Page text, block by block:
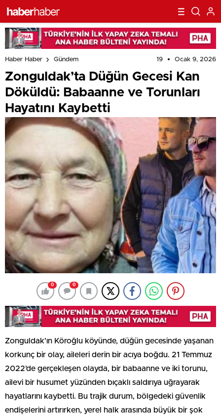
Haber Haber Gündem 19 Ocak 9, 2026
Zonguldak’ta Düğün Gecesi Kan
Döküldü: Babaanne ve Torunları
Hayatını Kaybetti
0 0
Zonguldak’ın Köroğlu köyünde, düğün gecesinde yaşanan
korkunç bir olay, aileleri derin bir acıya boğdu. 21 Temmuz
2022’de gerçekleşen olayda, bir babaanne ve iki torunu,
ailevi bir husumet yüzünden bıçaklı saldırıya uğrayarak
hayatlarını kaybetti. Bu trajik durum, bölgedeki güvenlik
endişelerini artırırken, yerel halk arasında büyük bir şok